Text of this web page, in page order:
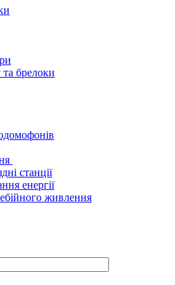
брелоки
станції
енергії
живлення